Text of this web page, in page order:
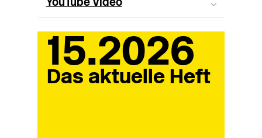
YouTube Video
15.2026
Das aktuelle Heft